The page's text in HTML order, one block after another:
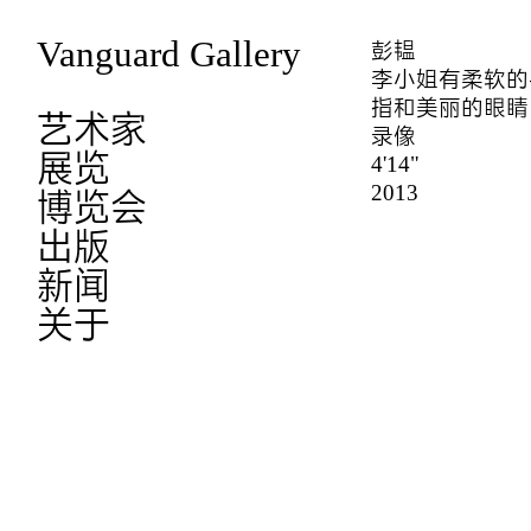
Vanguard Gallery
艺术家
展览
博览会
出版
新闻
关于
彭韫
李小姐有柔软
指和美丽的眼睛
录像
4'14"
2013